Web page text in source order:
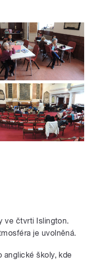
ve čtvrti Islington.
je uvolněná.
anglické školy, kde